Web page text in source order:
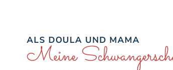
ALS DOULA UND MAMA
Meine